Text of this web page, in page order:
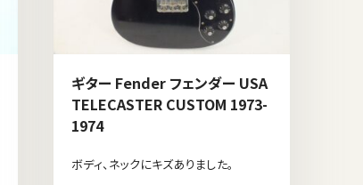
ギター Fender フェンダー USA
TELECASTER CUSTOM 1973-
1974
ボディ、ネックにキズありました。